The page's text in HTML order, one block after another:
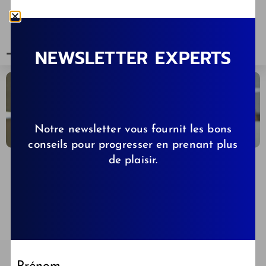
NEWSLETTER EXPERTS
Notre newsletter vous fournit les bons
conseils pour progresser en prenant plus
de plaisir.